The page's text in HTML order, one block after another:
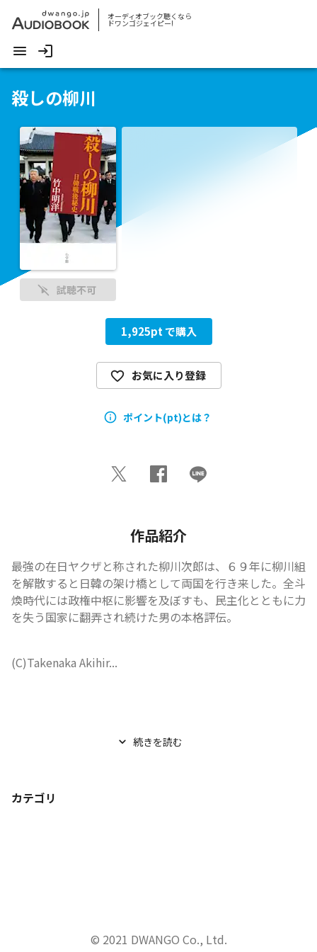
オーディオブック聴くなら
ドワンゴジェイピー!
殺しの柳川
試聴不可
1,925pt で購入
お気に入り登録
ポイント(pt)とは？
作品紹介
最強の在日ヤクザと称された柳川次郎は、６９年に柳川組
を解散すると日韓の架け橋として両国を行き来した。全斗
煥時代には政権中枢に影響を及ぼすも、民主化とともに力
を失う――国家に翻弄され続けた男の本格評伝。
(C)Takenaka Akihir...
続きを読む
カテゴリ
© 2021 DWANGO Co., Ltd.